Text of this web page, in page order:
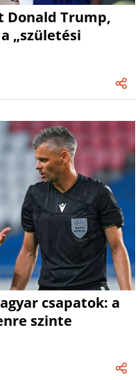
Donald Trump,
„születési
csapatok: a
szinte